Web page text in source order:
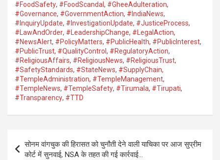
#FoodSafety, #FoodScandal , #GheeAdulteration,
#Governance, #GovernmentAction, #IndiaNews,
#InquiryUpdate, #InvestigationUpdate, #JusticeProcess,
#LawAndOrder, #LeadershipChange, #LegalAction,
#NewsAlert, #PolicyMatters, #PublicHealth, #PublicInterest,
#PublicTrust, #QualityControl , #RegulatoryAction,
#ReligiousAffairs, #ReligiousNews, #ReligiousTrust,
#SafetyStandards, #StateNews, #SupplyChain,
#TempleAdministration, #TempleManagement,
#TempleNews, #TempleSafety, #Tirumala, #Tirupati,
#Transparency, #TTD
Post
navigation
सोनम वांगचुक की हिरासत को चुनौती देने वाली याचिका पर आज सुप्रीम
कोर्ट में सुनवाई, NSA के तहत की गई कार्रवाई…